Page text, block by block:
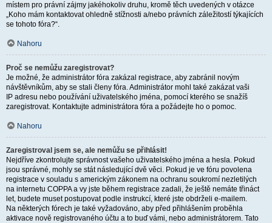
místem pro právní zájmy jakéhokoliv druhu, kromě těch uvedených v otázce
„Koho mám kontaktovat ohledně stížnosti a/nebo právních záležitostí týkajících
se tohoto fóra?“.
Nahoru
Proč se nemůžu zaregistrovat?
Je možné, že administrátor fóra zakázal registrace, aby zabránil novým
návštěvníkům, aby se stali členy fóra. Administrátor mohl také zakázat vaši
IP adresu nebo používání uživatelského jména, pomocí kterého se snažíš
zaregistrovat. Kontaktujte administrátora fóra a požádejte ho o pomoc.
Nahoru
Zaregistroval jsem se, ale nemůžu se přihlásit!
Nejdříve zkontrolujte správnost vašeho uživatelského jména a hesla. Pokud
jsou správné, mohly se stát následující dvě věci. Pokud je ve fóru povolena
registrace v souladu s americkým zákonem na ochranu soukromí nezletilých
na internetu COPPA a vy jste během registrace zadali, že ještě nemáte třináct
let, budete muset postupovat podle instrukcí, které jste obdrželi e-mailem.
Na některých fórech je také vyžadováno, aby před přihlášením proběhla
aktivace nově registrovaného účtu a to buď vámi, nebo administrátorem. Tato